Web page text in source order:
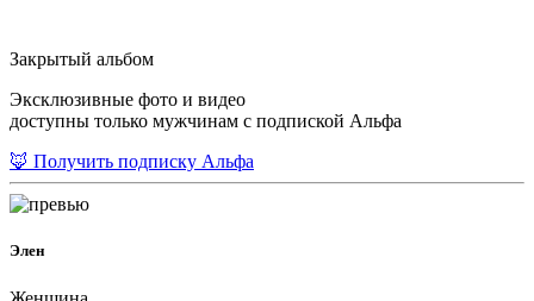
Закрытый альбом
Эксклюзивные фото и видео
доступны только мужчинам с подпиской Альфа
🦊 Получить подписку Альфа
Элен